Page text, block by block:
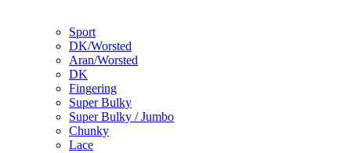
Sport
DK/Worsted
Aran/Worsted
DK
Fingering
Super Bulky
Super Bulky / Jumbo
Chunky
Lace